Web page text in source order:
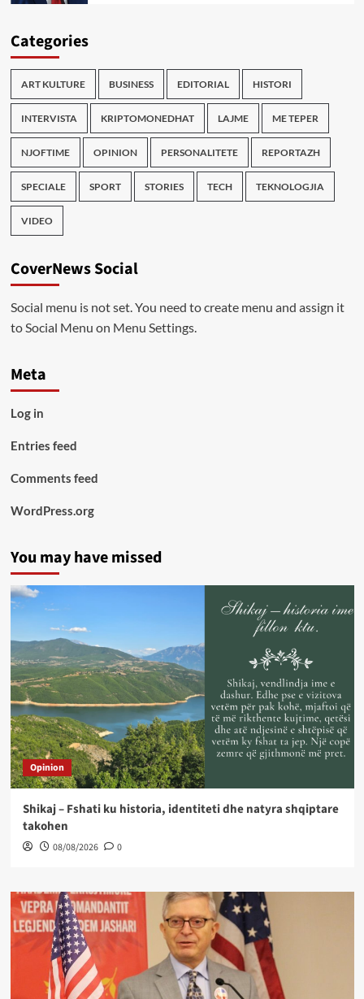
Categories
ART KULTURE BUSINESS EDITORIAL HISTORI
INTERVISTA KRIPTOMONEDHAT LAJME ME TEPER
NJOFTIME OPINION PERSONALITETE REPORTAZH
SPECIALE SPORT STORIES TECH TEKNOLOGJIA
VIDEO
CoverNews Social
Social menu is not set. You need to create menu and assign it
to Social Menu on Menu Settings.
Meta
Log in
Entries feed
Comments feed
WordPress.org
You may have missed
Opinion
Shikaj – Fshati ku historia, identiteti dhe natyra shqiptare
takohen
08/08/2026 0